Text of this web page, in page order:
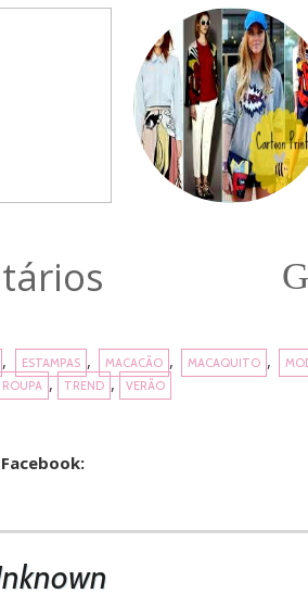
, ESTAMPAS , MACACÃO , MACAQUITO ,
ROUPA , TREND , VERÃO